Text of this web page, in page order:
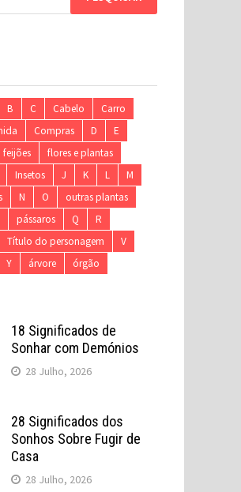
B C Cabelo
Carro
Compras D
E
feijões
flores e plantas
Insetos J K L
M
N O
outras plantas
pássaros Q
R
Título do personagem
V
Y árvore órgão
18 Significados de
Sonhar com Demónios
28 Julho, 2026
28 Significados dos
Sonhos Sobre Fugir de
Casa
28 Julho, 2026